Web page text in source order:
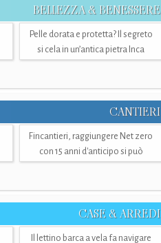
BELLEZZA & BENESSERE
Pelle dorata e protetta? Il segreto
si cela in un’antica pietra Inca
CANTIERI
Fincantieri, raggiungere Net zero
con 15 anni d'anticipo si può
CASE & ARREDI
Il lettino barca a vela fa navigare